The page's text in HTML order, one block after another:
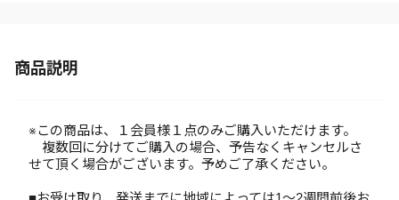
商品説明
※この商品は、１会員様１点のみご購入いただけます。
複数回に分けてご購入の場合、予告なくキャンセルさ
せて頂く場合がございます。予めご了承ください。